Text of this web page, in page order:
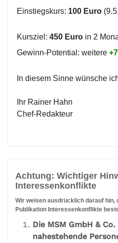
Einstiegskurs: 100 Euro
Kursziel: 450 Euro in 2
Gewinn-Potential: weitere
In diesem Sinne wünsche
Ihr Rainer Hahn
Chef-Redakteur
Achtung: Wichtiger
Interessenkonflikte
Wir weisen ausdrücklich darauf hin,
Publikation Interessenkonflikte
Die MSM GmbH &
nahestehende